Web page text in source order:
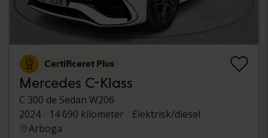
Certificeret Plus
Mercedes C-Klass
C 300 de Sedan W206
2024
14 690 kilometer
Elektrisk/diesel
Arboga